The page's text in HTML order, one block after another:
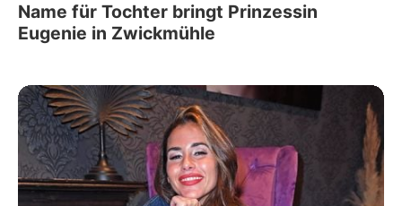
Name für Tochter bringt Prinzessin
Eugenie in Zwickmühle